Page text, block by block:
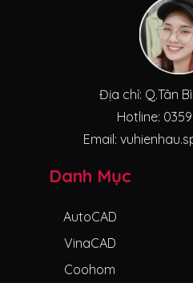
Địa chỉ: Q.Tân
Hotline: 0359
Email:
Danh Mục
AutoCAD
VinaCAD
Coohom